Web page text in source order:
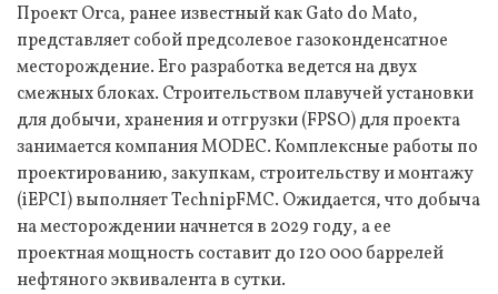
Проект Orca, ранее известный как Gato do Mato,
представляет собой предсолевое газоконденсатное
месторождение. Его разработка ведется на двух
смежных блоках. Строительством плавучей установки
для добычи, хранения и отгрузки (FPSO) для проекта
занимается компания MODEC. Комплексные работы по
проектированию, закупкам, строительству и монтажу
(iEPCI) выполняет TechnipFMC. Ожидается, что добыча
на месторождении начнется в 2029 году, а ее
проектная мощность составит до 120 000 баррелей
нефтяного эквивалента в сутки.